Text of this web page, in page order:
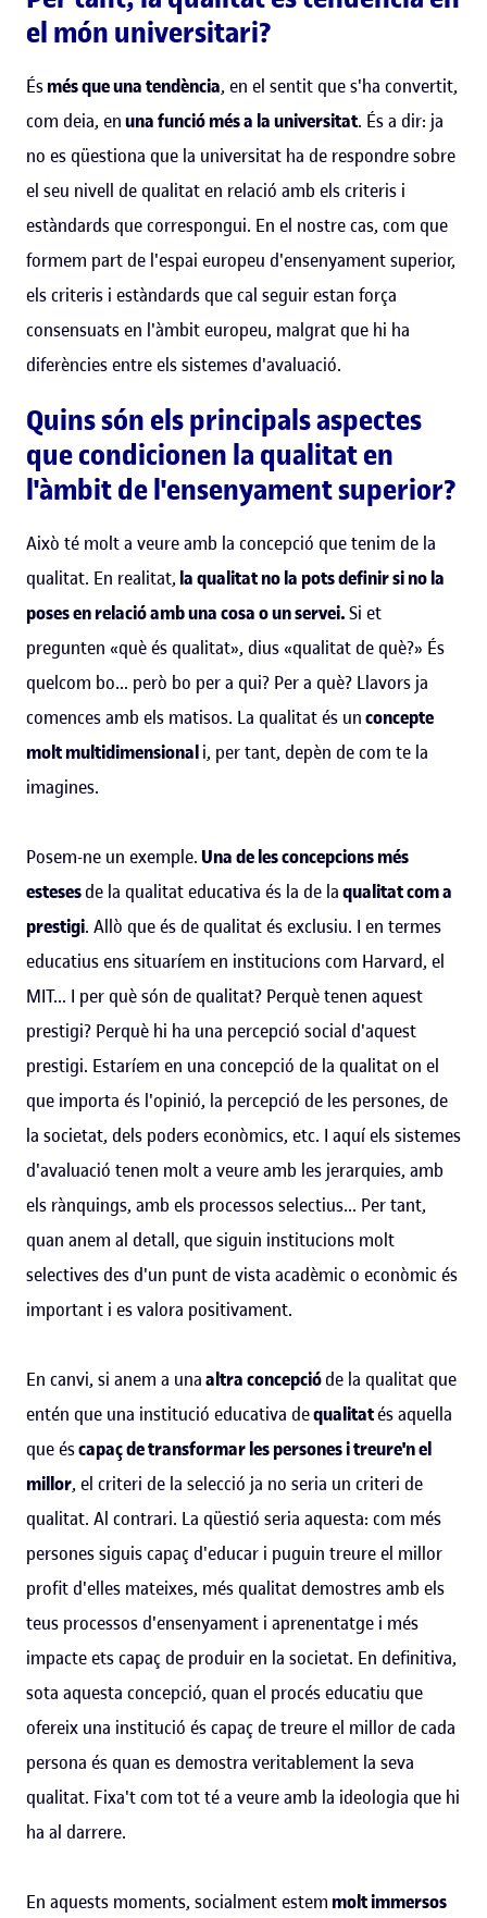
el món universitari?
Ésmés que una tendència, en el sentit que s'ha convertit,
com deia, enuna funció més a la universitat. És a dir: ja
no es qüestiona que la universitat ha de respondre sobre
el seu nivell de qualitat en relació amb els criteris i
estàndards que correspongui. En el nostre cas, com que
formem part de l'espai europeu d'ensenyament superior,
els criteris i estàndards que cal seguir estan força
consensuats en l'àmbit europeu, malgrat que hi ha
diferències entre els sistemes d'avaluació.
Quins són els principals aspectes
que condicionen la qualitat en
l'àmbit de l'ensenyament superior?
Això té molt a veure amb la concepció que tenim de la
qualitat. En realitat, la qualitat no la pots definir si no la
poses en relació amb una cosa o un servei.Si et
pregunten «què és qualitat», dius «qualitat de què?» És
quelcom bo... però bo per a qui? Per a què? Llavors ja
comences amb els matisos. La qualitat és unconcepte
molt multidimensionali, per tant, depèn de com te la
imagines.
Posem-ne un exemple. Una de les concepcions més
estesesde la qualitat educativa és la de laqualitat com a
prestigi. Allò que és de qualitat és exclusiu. I en termes
educatius ens situaríem en institucions com Harvard, el
MIT... I per què són de qualitat? Perquè tenen aquest
prestigi? Perquè hi ha una percepció social d'aquest
prestigi. Estaríem en una concepció de la qualitat on el
que importa és l'opinió, la percepció de les persones, de
la societat, dels poders econòmics, etc. I aquí els sistemes
d'avaluació tenen molt a veure amb les jerarquies, amb
els rànquings, amb els processos selectius... Per tant,
quan anem al detall, que siguin institucions molt
selectives des d'un punt de vista acadèmic o econòmic és
important i es valora positivament.
En canvi, si anem a unaaltra concepcióde la qualitat que
entén que una institució educativa dequalitatés aquella
que éscapaç de transformar les persones i treure'n el
millor, el criteri de la selecció ja no seria un criteri de
qualitat. Al contrari. La qüestió seria aquesta: com més
persones siguis capaç d'educar i puguin treure el millor
profit d'elles mateixes, més qualitat demostres amb els
teus processos d'ensenyament i aprenentatge i més
impacte ets capaç de produir en la societat. En definitiva,
sota aquesta concepció, quan el procés educatiu que
ofereix una institució és capaç de treure el millor de cada
persona és quan es demostra veritablement la seva
qualitat. Fixa't com tot té a veure amb la ideologia que hi
ha al darrere.
En aquests moments, socialment estem molt immersos